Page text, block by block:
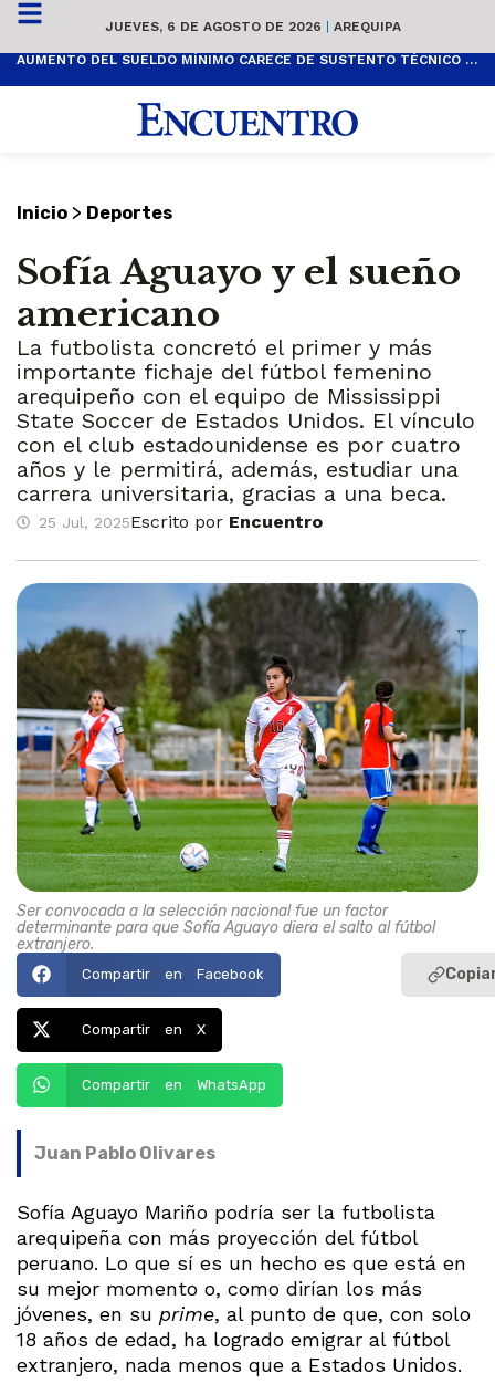
JUEVES, 6 DE AGOSTO DE 2026 | AREQUIPA
AUMENTO DEL SUELDO MÍNIMO CARECE DE SUSTENTO TÉCNICO Y ES POPULISTA
Inicio > Deportes
Sofía Aguayo y el sueño
americano
La futbolista concretó el primer y más
importante fichaje del fútbol femenino
arequipeño con el equipo de Mississippi
State Soccer de Estados Unidos. El vínculo
con el club estadounidense es por cuatro
años y le permitirá, además, estudiar una
carrera universitaria, gracias a una beca.
25 Jul, 2025Escrito por Encuentro
Ser convocada a la selección nacional fue un factor
determinante para que Sofía Aguayo diera el salto al fútbol
extranjero.
Compartir en Facebook
Compartir en X
Compartir en WhatsApp
Juan Pablo Olivares
Sofía Aguayo Mariño podría ser la futbolista
arequipeña con más proyección del fútbol
peruano. Lo que sí es un hecho es que está en
su mejor momento o, como dirían los más
jóvenes, en su prime, al punto de que, con solo
18 años de edad, ha logrado emigrar al fútbol
extranjero, nada menos que a Estados Unidos.